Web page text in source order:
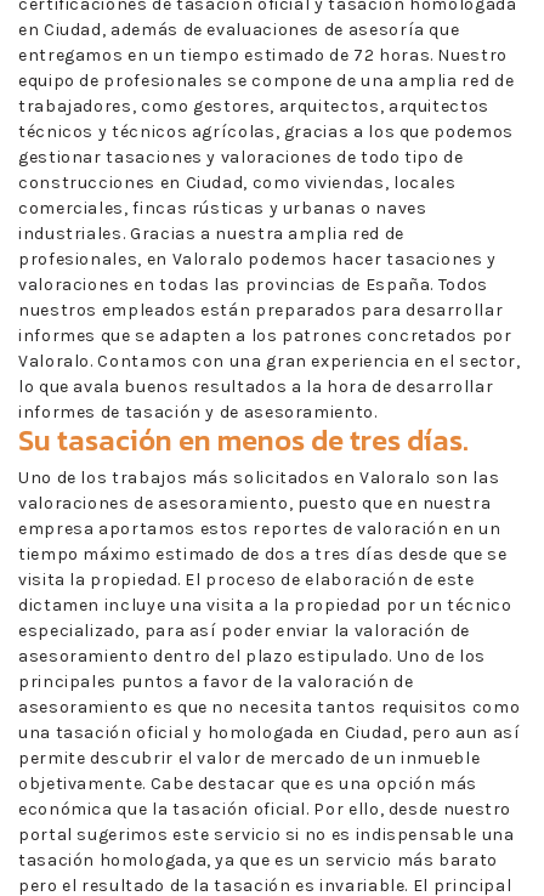
certificaciones de tasación oficial y tasación homologada
en Ciudad, además de evaluaciones de asesoría que
entregamos en un tiempo estimado de 72 horas. Nuestro
equipo de profesionales se compone de una amplia red de
trabajadores, como gestores, arquitectos, arquitectos
técnicos y técnicos agrícolas, gracias a los que podemos
gestionar tasaciones y valoraciones de todo tipo de
construcciones en Ciudad, como viviendas, locales
comerciales, fincas rústicas y urbanas o naves
industriales. Gracias a nuestra amplia red de
profesionales, en Valoralo podemos hacer tasaciones y
valoraciones en todas las provincias de España. Todos
nuestros empleados están preparados para desarrollar
informes que se adapten a los patrones concretados por
Valoralo. Contamos con una gran experiencia en el sector,
lo que avala buenos resultados a la hora de desarrollar
informes de tasación y de asesoramiento.
Su tasación en menos de tres días.
Uno de los trabajos más solicitados en Valoralo son las
valoraciones de asesoramiento, puesto que en nuestra
empresa aportamos estos reportes de valoración en un
tiempo máximo estimado de dos a tres días desde que se
visita la propiedad. El proceso de elaboración de este
dictamen incluye una visita a la propiedad por un técnico
especializado, para así poder enviar la valoración de
asesoramiento dentro del plazo estipulado. Uno de los
principales puntos a favor de la valoración de
asesoramiento es que no necesita tantos requisitos como
una tasación oficial y homologada en Ciudad, pero aun así
permite descubrir el valor de mercado de un inmueble
objetivamente. Cabe destacar que es una opción más
económica que la tasación oficial. Por ello, desde nuestro
portal sugerimos este servicio si no es indispensable una
tasación homologada, ya que es un servicio más barato
pero el resultado de la tasación es invariable. El principal